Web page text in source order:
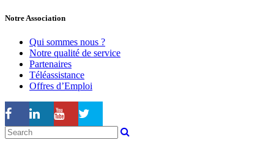
Notre Association
Qui sommes nous ?
Notre qualité de service
Partenaires
Téléassistance
Offres d’Emploi